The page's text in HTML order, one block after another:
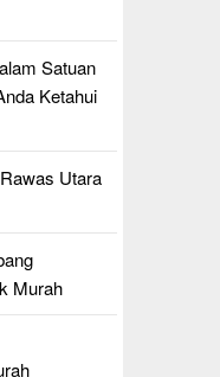
Satuan
Ketahui
Utara
Murah